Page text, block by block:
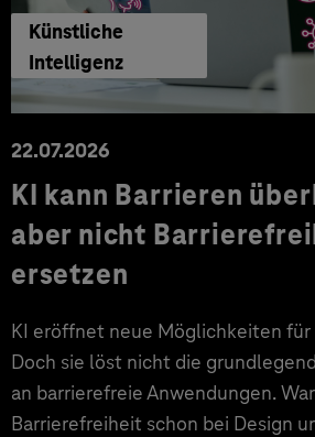
Künstliche
Intelligenz
22.07.2026
KI kann Barrieren
aber nicht
ersetzen
KI eröffnet neue Möglichkeiten für
Doch sie löst nicht die
an barrierefreie Anwendungen.
Barrierefreiheit schon bei Design